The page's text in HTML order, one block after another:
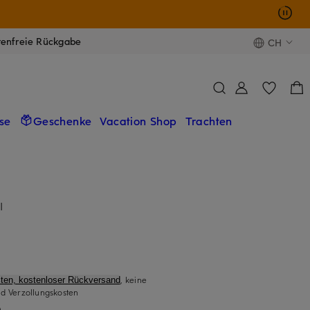
Rückgabe CH
Geschenke Vacation Shop Trachten
kostenloser Rückversand, keine
Verzollungskosten